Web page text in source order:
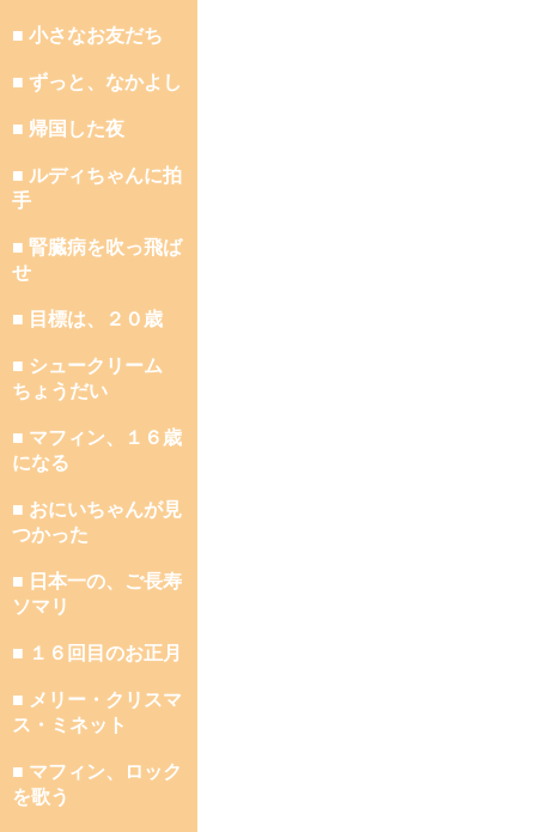
■ 小さなお友だち
■ ずっと、なかよし
■ 帰国した夜
■ ルディちゃんに拍
手
■ 腎臓病を吹っ飛ば
せ
■ 目標は、２０歳
■ シュークリーム
ちょうだい
■ マフィン、１６歳
になる
■ おにいちゃんが見
つかった
■ 日本一の、ご長寿
ソマリ
■ １６回目のお正月
■ メリー・クリスマ
ス・ミネット
■ マフィン、ロック
を歌う